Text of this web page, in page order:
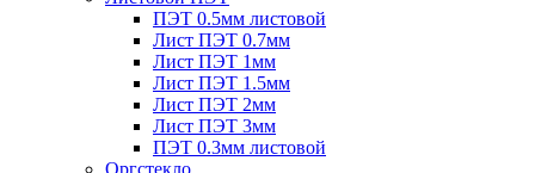
ПЭТ 0.5мм листовой
Лист ПЭТ 0.7мм
Лист ПЭТ 1мм
Лист ПЭТ 1.5мм
Лист ПЭТ 2мм
Лист ПЭТ 3мм
ПЭТ 0.3мм листовой
Оргстекло